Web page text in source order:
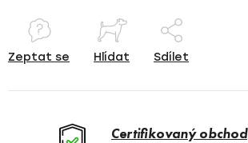
Zeptat se Hlídat Sdílet
Certifikovaný obchod